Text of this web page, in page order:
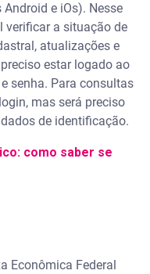
e iOs). Nesse
verificar a situação de
atualizações e
estar logado ao
senha. Para consultas
mas será preciso
de identificação.
como saber se
Econômica Federal